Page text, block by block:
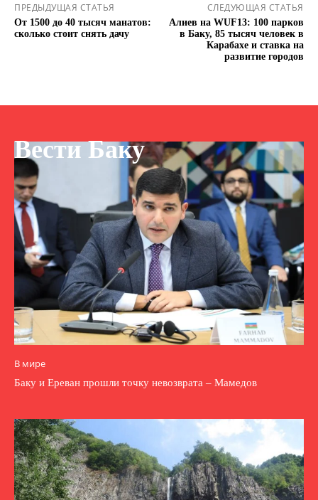
ПРЕДЫДУЩАЯ СТАТЬЯ
От 1500 до 40 тысяч манатов:
сколько стоит снять дачу
СЛЕДУЮЩАЯ СТАТЬЯ
Алиев на WUF13: 100 парков
в Баку, 85 тысяч человек в
Карабахе и ставка на
развитие городов
Вести Баку
В мире
Баку и Ереван прошли точку невозврата – Мамедов